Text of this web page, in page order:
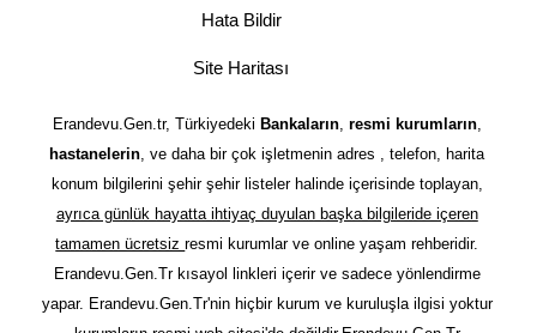
Hata Bildir
Site Haritası
Erandevu.Gen.tr, Türkiyedeki Bankaların, resmi kurumların,
hastanelerin, ve daha bir çok işletmenin adres , telefon, harita
konum bilgilerini şehir şehir listeler halinde içerisinde toplayan,
ayrıca günlük hayatta ihtiyaç duyulan başka bilgileride içeren
tamamen ücretsizresmi kurumlar ve online yaşam rehberidir.
Erandevu.Gen.Tr kısayol linkleri içerir ve sadece yönlendirme
yapar. Erandevu.Gen.Tr'nin hiçbir kurum ve kuruluşla ilgisi yoktur